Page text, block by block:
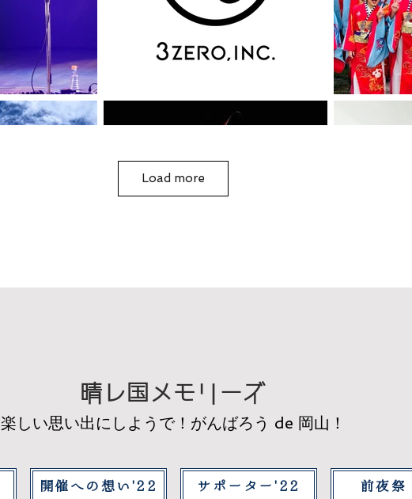
Load more
晴レ国メモリーズ
楽しい思い出にしようで！がんばろう de 岡山！
開催への想い'22 サポーター'22 前夜